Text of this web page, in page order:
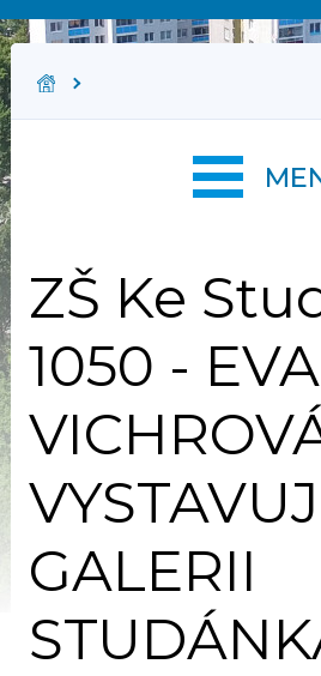
ZŠ Ke
1050 - EVA
GALERII